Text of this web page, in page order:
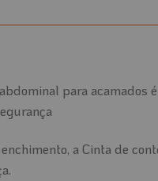
para
a Cinta de